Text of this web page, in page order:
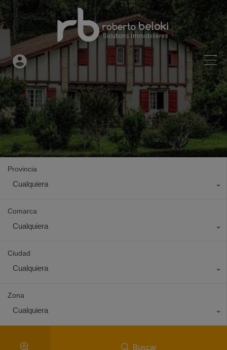
Provincia
Cualquiera
Comarca
Cualquiera
Ciudad
Cualquiera
Zona
Cualquiera
Buscar